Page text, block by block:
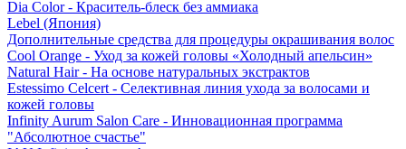
Dia Color - Краситель-блеск без аммиака
Lebel (Япония)
Дополнительные средства для процедуры окрашивания волос
Cool Orange - Уход за кожей головы «Холодный апельсин»
Natural Hair - На основе натуральных экстрактов
Estessimo Celcert - Селективная линия ухода за волосами и
кожей головы
Infinity Aurum Salon Care - Инновационная программа
"Абсолютное счастье"